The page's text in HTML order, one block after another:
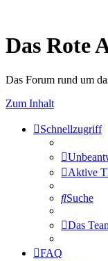
Das Rote
Das Forum rund um
Zum Inhalt
Schnellzugriff
Aktive
Suche
Das
FAQ